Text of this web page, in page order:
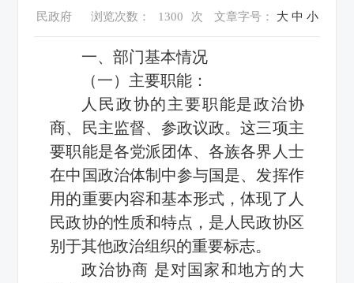
民政府
浏览次数： 1300 次 文章字号： 大 中 小
一、部门基本情况
（一）主要职能：
人民政协的主要职能是政治协
商、民主监督、参政议政。这三项主
要职能是各党派团体、各族各界人士
在中国政治体制中参与国是、发挥作
用的重要内容和基本形式，体现了人
民政协的性质和特点，是人民政协区
别于其他政治组织的重要标志。
政治协商 是对国家和地方的大